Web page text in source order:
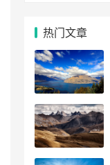
热门文章